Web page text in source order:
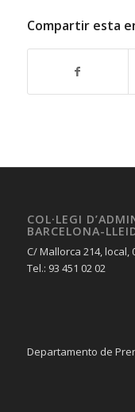
Compartir esta
COL·LEGI
BARCELONA-
C/ Mallorca 214, local,
Tel.: 93 451 02 02
Departamento de